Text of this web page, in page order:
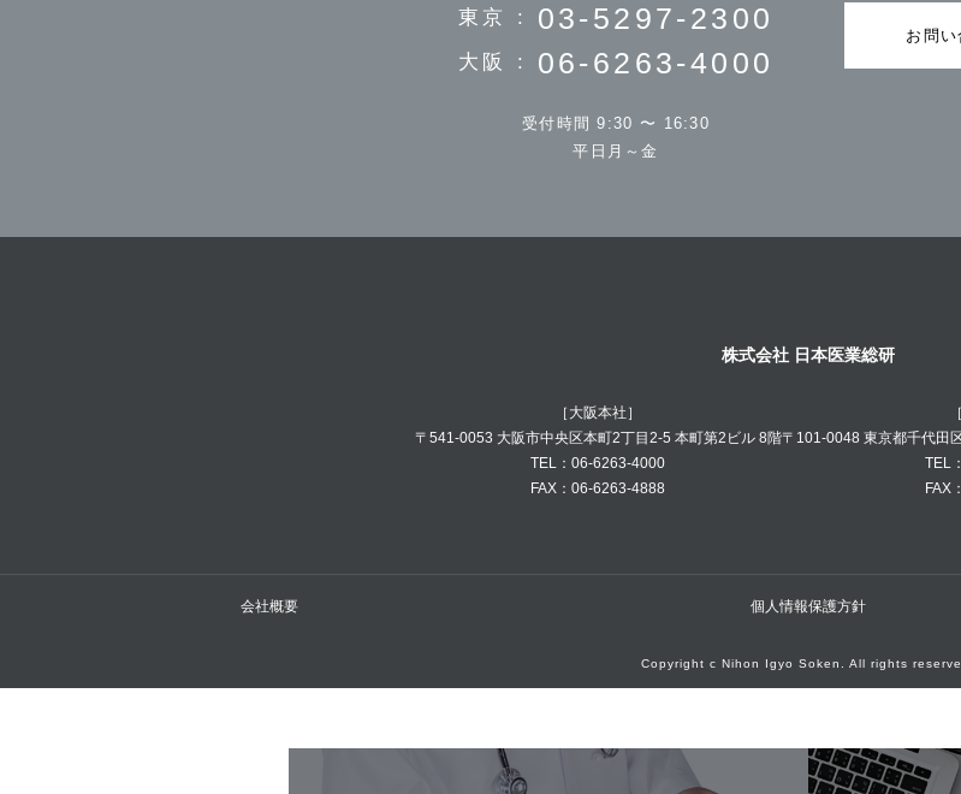
東京 : 03-5297-2300
大阪 : 06-6263-4000
受付時間 9:30 〜 16:30
平日月～金
お問
株式会社 日本医業総研
［大阪本社］
〒541-0053 大阪市中央区本町2丁目2-5 本町第2ビル 8階
TEL：06-6263-4000
FAX：06-6263-4888
〒101-0048 東京都千代田
TEL
FAX
会社概要 個人情報保護方針
Copyright c Nihon Igyo Soken. All rights